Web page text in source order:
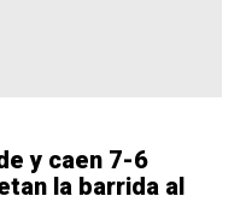
y caen 7-6
la barrida al